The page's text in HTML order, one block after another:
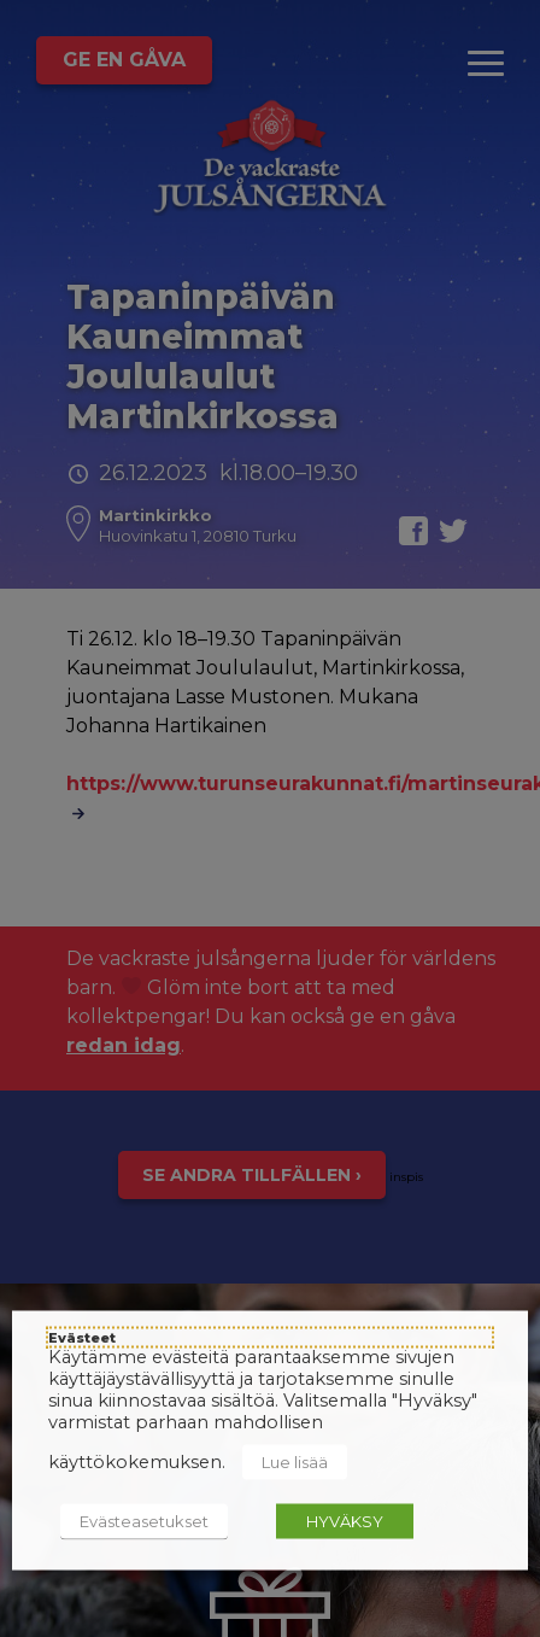
GE EN GÅVA
Tapaninpäivän
Kauneimmat
Joululaulut
Martinkirkossa
26.12.2023 kl.18.00–19.30
Martinkirkko
Huovinkatu 1, 20810 Turku
Ti 26.12. klo 18–19.30 Tapaninpäivän
Kauneimmat Joululaulut, Martinkirkossa,
juontajana Lasse Mustonen. Mukana
Johanna Hartikainen
https://www.turunseurakunnat.fi/
De vackraste julsångerna ljuder för världens
barn.
Glöm inte bort att ta med
kollektpengar! Du kan också ge en gåva
redan idag.
SE ANDRA TILLFÄLLEN › inspis
Evästeet
Käytämme evästeitä parantaaksemme sivujen
käyttäjäystävällisyyttä ja tarjotaksemme sinulle
sinua kiinnostavaa sisältöä. Valitsemalla "Hyväksy"
varmistat parhaan mahdollisen
käyttökokemuksen.
Lue lisää
Evästeasetukset HYVÄKSY